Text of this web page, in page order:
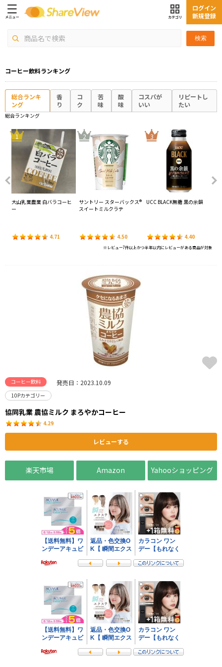
検索
ログイン
新規登録
コーヒー飲料ランキング
総合ランキ
ング
香
り
コ
ク
苦
味
酸
味
コスパが
いい
リピートし
たい
総合ランキング
1
大山乳業農業 白バラコーヒ
ー
4.71
2
サントリー スターバックス®︎
スイートミルクラテ
4.50
3
UCC BLACK無糖 黒の余韻
4.40
※レビュー7件以上かつ半年以内にレビューがある商品が対象
コーヒー飲料 発売日：2023.10.09
10Pカテゴリー
協同乳業 農協ミルク まろやかコーヒー
4.29
レビューする
楽天市場 Amazon Yahooショッピング